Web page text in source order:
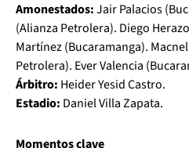
Amonestados:Jair Palacios
(Alianza Petrolera). Diego
Martínez (Bucaramanga).
Petrolera). Ever Valencia
Árbitro: Heider Yesid Castro.
Estadio: Daniel Villa Zapata.
Momentos clave